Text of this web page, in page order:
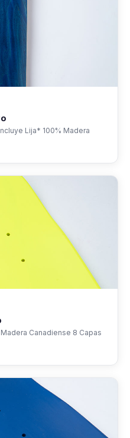
Lija* 100% Madera
Canadiense 8 Capas